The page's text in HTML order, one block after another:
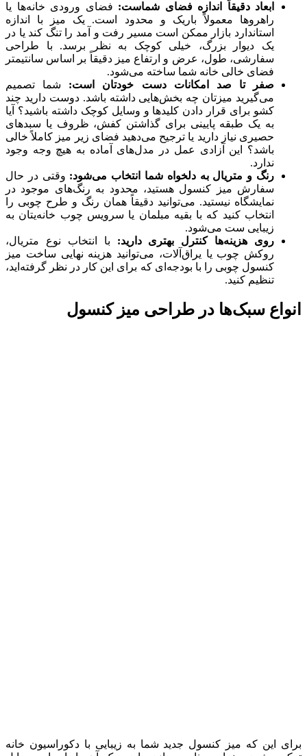
ابعاد دقیقاً اندازه فضای شماست: فضای ورودی خانه‌ها یا
راهروها معمولاً باریک و محدود است. یک میز با اندازه
استاندارد بازار ممکن است مسیر رفت و آمد را تنگ کند یا در
یک دیوار بزرگ، خیلی کوچک به نظر برسد. با طراحی
سفارشی، طول، عرض و ارتفاع میز دقیقاً بر اساس سانتیمتر
فضای خالی خانه شما ساخته می‌شود.
صفر تا صد امکانات دست خودتان است: شما تصمیم
می‌گیرید میزتان چه بخش‌هایی داشته باشد. دوست دارید چند
کشو برای قرار دادن کلیدها و وسایل کوچک داشته باشید؟ آیا
به یک طبقه پایینی برای گذاشتن کفش، ظروف یا سبدهای
حصیری نیاز دارید یا ترجیح می‌دهید فضای زیر میز کاملاً خالی
باشد؟ این آزادی عمل در مدل‌های آماده به هیچ وجه وجود
ندارد.
رنگ و متریال به دلخواه شما انتخاب می‌شود: وقتی در حال
سفارش میز کنسول هستید، محدود به رنگ‌های موجود در
نمایشگاه نیستید. می‌توانید دقیقاً همان رنگ و طرح چوبی را
انتخاب کنید که با بقیه مبلمان یا سرویس چوب خانه‌یتان به
زیبایی ست می‌شود.
روی هزینه‌ها کنترل بهتری دارید: با انتخاب نوع متریال،
روکش چوب یا یراق‌آلات، می‌توانید هزینه نهایی ساخت میز
کنسول چوبی را با بودجه‌ای که برای این کار در نظر گرفته‌اید،
تنظیم کنید.
انواع سبک‌ها در طراحی میز کنسول
برای این که میز کنسول جدید شما به زیبایی با دکوراسیون خانه